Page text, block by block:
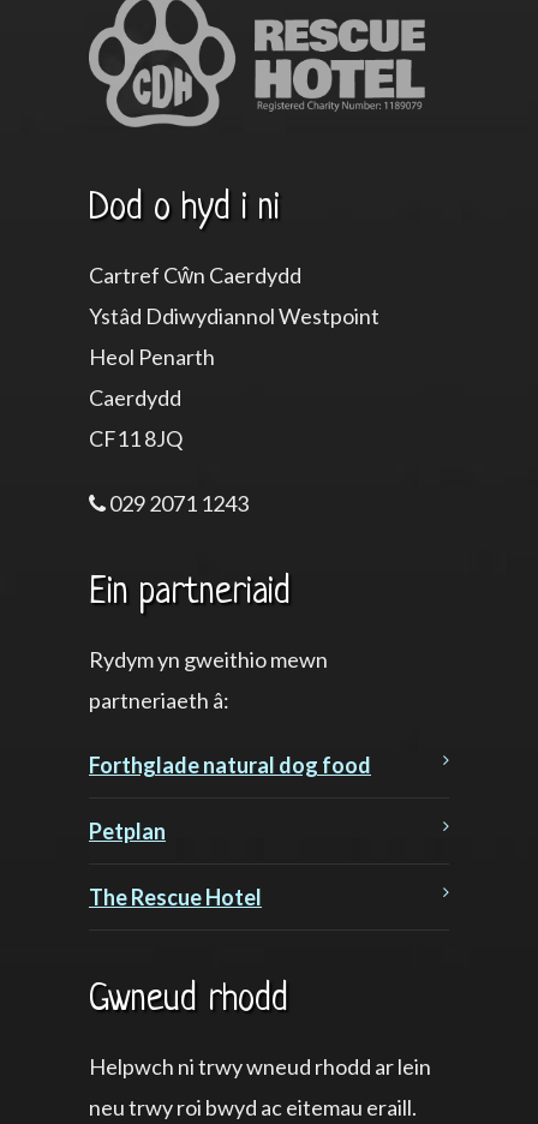
Dod o hyd i ni
Cartref Cŵn Caerdydd
Ystâd Ddiwydiannol Westpoint
Heol Penarth
Caerdydd
CF11 8JQ
029 2071 1243
Ein partneriaid
Rydym yn gweithio mewn
partneriaeth â:
Forthglade natural dog food
Petplan
The Rescue Hotel
Gwneud rhodd
Helpwch ni trwy wneud rhodd ar lein
neu trwy roi bwyd ac eitemau eraill.